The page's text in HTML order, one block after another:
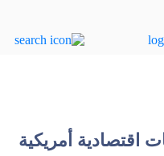
اقتصادية أمريكية